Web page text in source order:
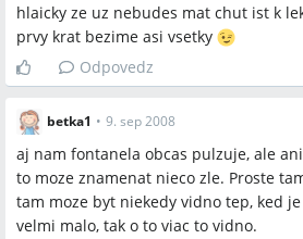
hlaicky ze uz nebudes mat chut ist k
prvy krat bezime asi vsetky
Odpovedz
betka1 • 9. sep 2008
aj nam fontanela obcas pulzuje, ale
to moze znamenat nieco zle. Proste
tam moze byt niekedy vidno tep, ked
velmi malo, tak o to viac to vidno.